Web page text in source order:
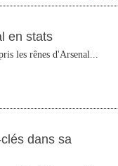
en stats
les rênes d'Arsenal...
dans sa